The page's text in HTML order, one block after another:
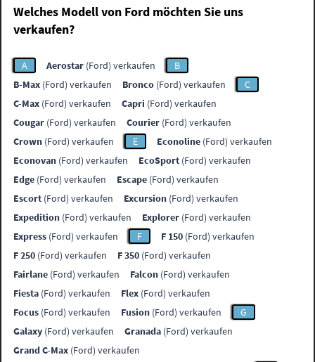
Welches Modell von Ford möchten Sie uns
verkaufen?
A Aerostar (Ford) verkaufen
B
B-Max (Ford) verkaufen Bronco (Ford) verkaufen
C
C-Max (Ford) verkaufen Capri (Ford) verkaufen
Cougar (Ford) verkaufen Courier (Ford) verkaufen
Crown (Ford) verkaufen E Econoline (Ford) verkaufen
Econovan (Ford) verkaufen EcoSport (Ford) verkaufen
Edge (Ford) verkaufen Escape (Ford) verkaufen
Escort (Ford) verkaufen Excursion (Ford) verkaufen
Expedition (Ford) verkaufen Explorer (Ford) verkaufen
Express (Ford) verkaufen F F 150 (Ford) verkaufen
F 250 (Ford) verkaufen F 350 (Ford) verkaufen
Fairlane (Ford) verkaufen Falcon (Ford) verkaufen
Fiesta (Ford) verkaufen Flex (Ford) verkaufen
Focus (Ford) verkaufen Fusion (Ford) verkaufen
G
Galaxy (Ford) verkaufen Granada (Ford) verkaufen
Grand C-Max (Ford) verkaufen